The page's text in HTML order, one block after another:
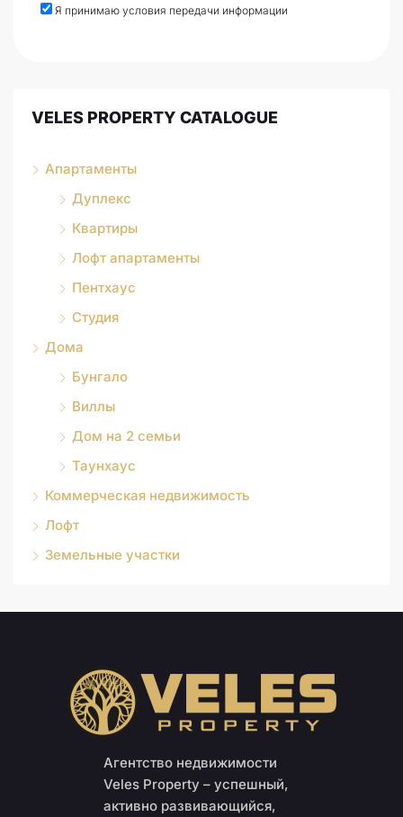
Я принимаю условия передачи информации
VELES PROPERTY CATALOGUE
Апартаменты
Дуплекс
Квартиры
Лофт апартаменты
Пентхаус
Студия
Дома
Бунгало
Виллы
Дом на 2 семьи
Таунхаус
Коммерческая недвижимость
Лофт
Земельные участки
Агентство недвижимости
Veles Property – успешный,
активно развивающийся,